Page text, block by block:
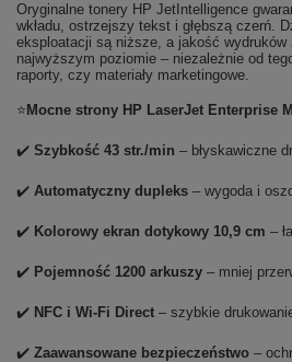
Oryginalne tonery HP JetIntelligence
wkładu, ostrzejszy tekst i głębszą czerń.
eksploatacji są niższe, a jakość wydruków
najwyższym poziomie – niezależnie od
raporty, czy materiały marketingowe.
⭐ Mocne strony HP LaserJet Enterprise
✔️ Szybkość 43 str./min – błyskawiczne
✔️ Automatyczny dupleks – wygoda i
✔️ Kolorowy ekran dotykowy 10,9 cm –
✔️ Pojemność 1200 arkuszy – mniej
✔️ NFC i Wi-Fi Direct – szybkie
✔️ Zaawansowane bezpieczeństwo –